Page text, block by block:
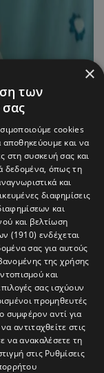
×
των
cookies
αποθηκεύουμε και να
στη συσκευή σας και
δεδομένα, όπως τη
και
διαφημίσεις
και
και βελτίωση
(1910) ενδέχεται
σας για αυτούς
της χρήσης
και
σας ισχύουν
προμηθευτές
συμφέρον αντί για
αντιταχθείτε στις
να ανακαλέσετε τη
στις Ρυθμίσεις